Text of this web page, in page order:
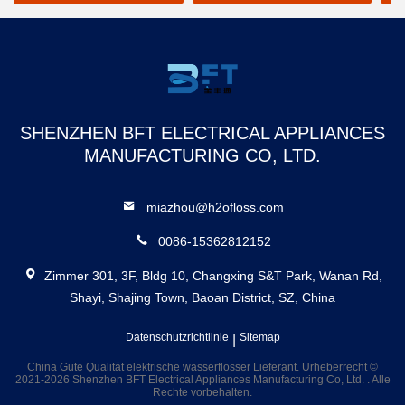
SHENZHEN BFT ELECTRICAL APPLIANCES
MANUFACTURING CO, LTD.
miazhou@h2ofloss.com
0086-15362812152
Zimmer 301, 3F, Bldg 10, Changxing S&T Park, Wanan Rd,
Shayi, Shajing Town, Baoan District, SZ, China
Datenschutzrichtlinie | Sitemap
China Gute Qualität elektrische wasserflosser Lieferant. Urheberrecht ©
2021-2026 Shenzhen BFT Electrical Appliances Manufacturing Co, Ltd. . Alle
Rechte vorbehalten.